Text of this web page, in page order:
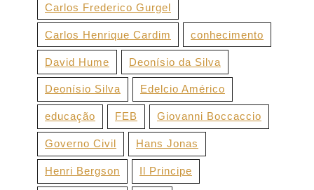
Carlos Frederico Gurgel
Carlos Henrique Cardim conhecimento
David Hume Deonísio da Silva
Deonísio Silva Edelcio Américo
educação FEB Giovanni Boccaccio
Governo Civil Hans Jonas
Henri Bergson Il Principe